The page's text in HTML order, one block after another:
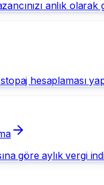
anlık olarak
hesaplaması
göre aylık vergi